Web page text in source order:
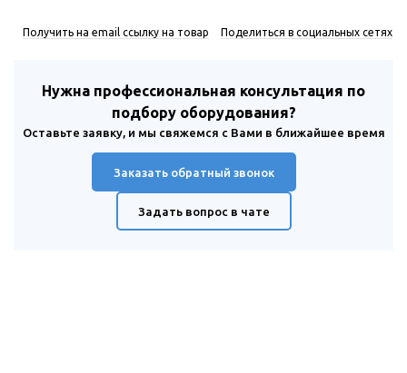
Получить на email ссылку на товар Поделиться в социальных сетях
Нужна профессиональная консультация по
подбору оборудования?
Оставьте заявку, и мы свяжемся с Вами в ближайшее время
Заказать обратный звонок
Задать вопрос в чате